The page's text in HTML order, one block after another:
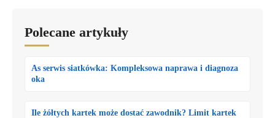
Polecane artykuły
As serwis siatkówka: Kompleksowa naprawa i diagnoza
oka
Ile żółtych kartek może dostać zawodnik? Limit kartek